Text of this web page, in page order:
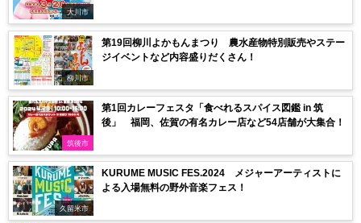
大川市
柳川市
第19回柳川よかもんまつり 農水産物特別販売やステー
ジイベントなど内容盛りだくさん！
筑後市
第1回カレーフェスタ「食べれるスパイス図鑑 in 筑
後」 福岡、佐賀の有名カレー店など54店舗が大集合！
久留米市
KURUME MUSIC FES.2024 メジャーアーティストに
よる入場無料の野外音楽フェス！